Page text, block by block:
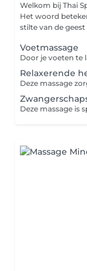
Welkom bij Thai Spa Nirvana! Nirwana
Het woord
stilte van de geest
Voetmassage
Relaxerende